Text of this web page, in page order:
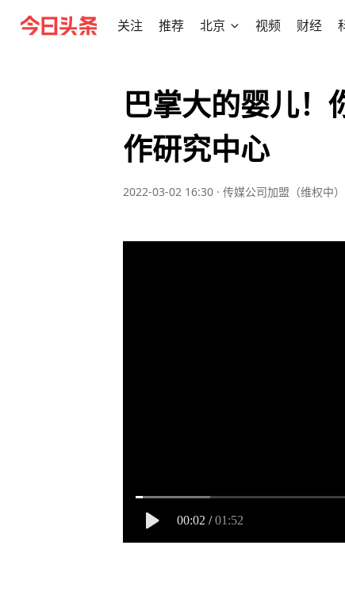
关注 推荐 北京 视频 财经
巴掌大的婴儿！
作研究中心
2022-03-02 16:30 · 传媒公司加盟（维权中）
00:02 / 01:52